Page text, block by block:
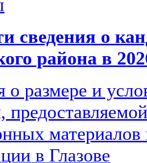
сведения о
района в
о размере и
материалов
в Глазове